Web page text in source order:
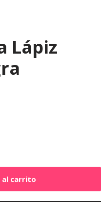
Lápiz
al carrito